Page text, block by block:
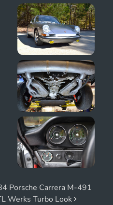
Porsche Carrera M-491
Werks Turbo Look